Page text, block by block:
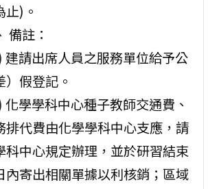
止)。
備註：
建請出席人員之服務單位給予公
）假登記。
化學學科中心種子教師交通費、
排代費由化學學科中心支應，請
科中心規定辦理，並於研習結束
內寄出相關單據以利核銷；區域